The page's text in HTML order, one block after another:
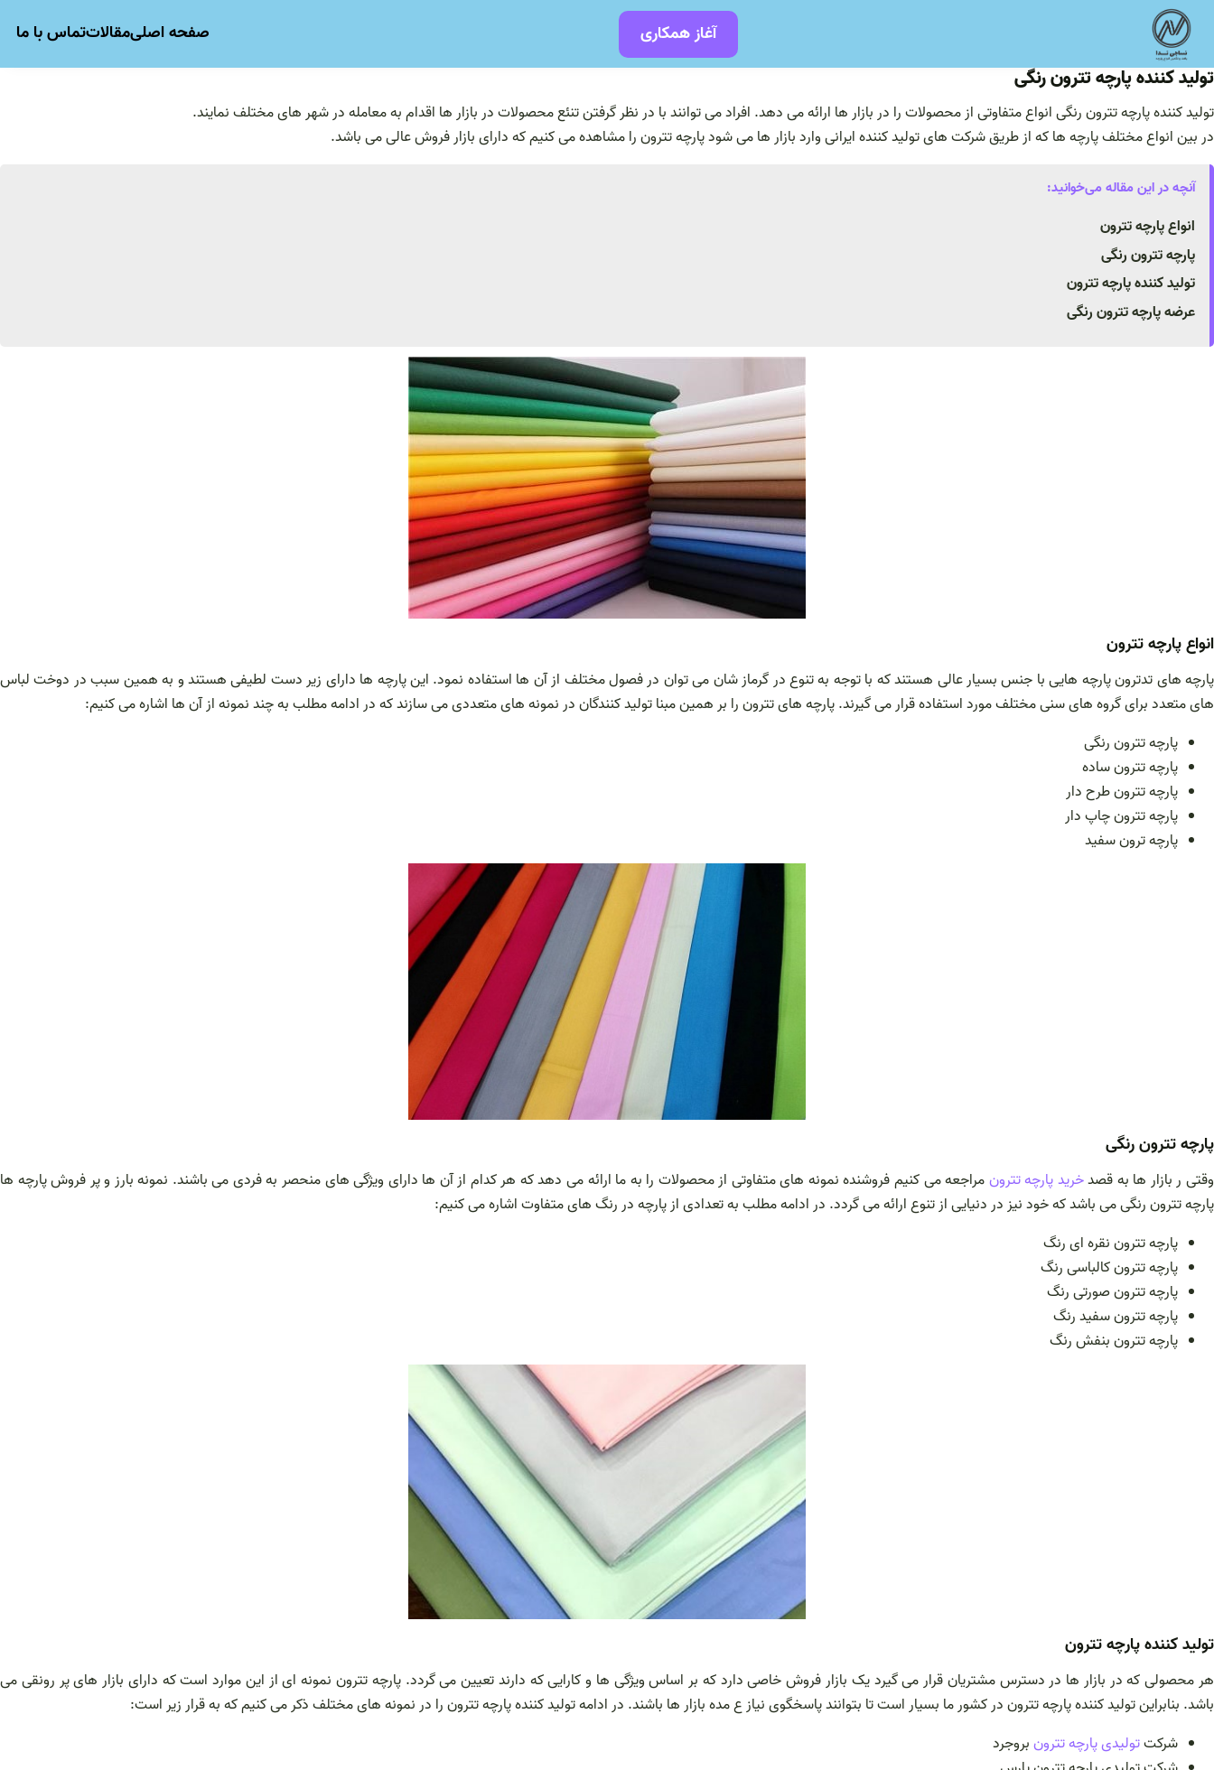
محتوا
آغاز همکاری صفحه اصلیمقالاتتماس با ما
تولید کننده پارچه تترون رنگی
تولید کننده پارچه تترون رنگی انواع متفاوتی از محصولات را در بازار ها ارائه می دهد. افراد می توانند با در نظر گرفتن تنئع محصولات در بازار ها اقدام به معامله در شهر های مختلف نمایند.
در بین انواع مختلف پارچه ها که از طریق شرکت های تولید کننده ایرانی وارد بازار ها می شود پارچه تترون را مشاهده می کنیم که دارای بازار فروش عالی می باشد.
آنچه در این مقاله می‌خوانید:
انواع پارچه تترون
پارچه تترون رنگی
تولید کننده پارچه تترون
عرضه پارچه تترون رنگی
انواع پارچه تترون
پارچه های تدترون پارچه هایی با جنس بسیار عالی هستند که با توجه به تنوع در گرماز شان می توان در فصول مختلف از آن ها استفاده نمود. این پارچه ها دارای زیر دست لطیفی هستند و به همین سبب در دوخت لباس
های متعدد برای گروه های سنی مختلف مورد استفاده قرار می گیرند. پارچه های تترون را بر همین مبنا تولید کنندگان در نمونه های متعددی می سازند که در ادامه مطلب به چند نمونه از آن ها اشاره می کنیم:
پارچه تترون رنگی
پارچه تترون ساده
پارچه تترون طرح دار
پارچه تترون چاپ دار
پارچه ترون سفید
پارچه تترون رنگی
وقتی ر بازار ها به قصدخرید پارچه تترونمراجعه می کنیم فروشنده نمونه های متفاوتی از محصولات را به ما ارائه می دهد که هر کدام از آن ها دارای ویژگی های منحصر به فردی می باشند. نمونه بارز و پر فروش پارچه ها
پارچه تترون رنگی می باشد که خود نیز در دنیایی از تنوع ارائه می گردد. در ادامه مطلب به تعدادی از پارچه در رنگ های متفاوت اشاره می کنیم:
پارچه تترون نقره ای رنگ
پارچه تترون کالباسی رنگ
پارچه تترون صورتی رنگ
پارچه تترون سفید رنگ
پارچه تترون بنفش رنگ
تولید کننده پارچه تترون
هر محصولی که در بازار ها در دسترس مشتریان قرار می گیرد یک بازار فروش خاصی دارد که بر اساس ویژگی ها و کارایی که دارند تعیین می گردد. پارچه تترون نمونه ای از این موارد است که دارای بازار های پر رونقی می
باشد. بنابراین تولید کننده پارچه تترون در کشور ما بسیار است تا بتوانند پاسخگوی نیاز ع مده بازار ها باشند. در ادامه تولید کننده پارچه تترون را در نمونه های مختلف ذکر می کنیم که به قرار زیر است:
شرکتتولیدی پارچه تترونبروجرد